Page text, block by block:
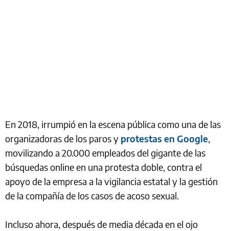
En 2018, irrumpió en la escena pública como una de las
organizadoras de los paros y protestas en Google,
movilizando a 20.000 empleados del gigante de las
búsquedas online en una protesta doble, contra el
apoyo de la empresa a la vigilancia estatal y la gestión
de la compañía de los casos de acoso sexual.
Incluso ahora, después de media década en el ojo